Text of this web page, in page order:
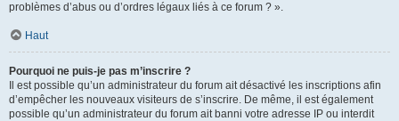
problèmes d’abus ou d’ordres légaux liés à ce forum ? ».
Haut
Pourquoi ne puis-je pas m’inscrire ?
Il est possible qu’un administrateur du forum ait désactivé les inscriptions afin
d’empêcher les nouveaux visiteurs de s’inscrire. De même, il est également
possible qu’un administrateur du forum ait banni votre adresse IP ou interdit